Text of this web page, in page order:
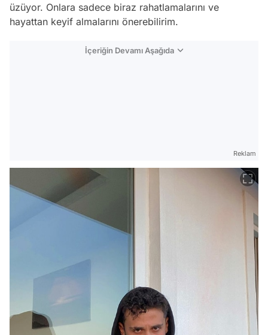
üzüyor. Onlara sadece biraz rahatlamalarını ve
hayattan keyif almalarını önerebilirim.
İçeriğin Devamı Aşağıda
Reklam